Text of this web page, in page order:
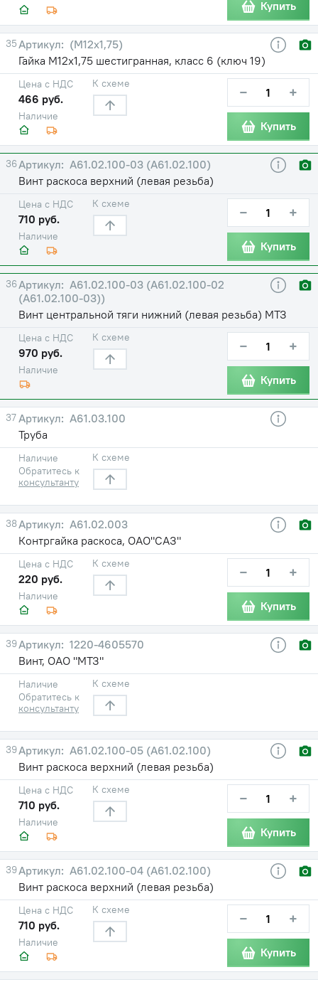
Купить
35
(М12х1,75)
Гайка М12х1,75 шестигранная, класс 6 (ключ 19)
Наличие
Цена с НДС
466 руб.
К схеме − +
Купить
36
А61.02.100-03 (А61.02.100)
Винт раскоса верхний (левая резьба)
Наличие
Цена с НДС
710 руб.
К схеме − +
Купить
36
А61.02.100-03 (А61.02.100-02
(А61.02.100-03))
Винт центральной тяги нижний (левая резьба) МТЗ
Наличие
Цена с НДС
970 руб.
К схеме − +
Купить
37
А61.03.100
Труба
Наличие
Обратитесь к
консультанту
К схеме
38
А61.02.003
Контргайка раскоса, ОАО"САЗ"
Наличие
Цена с НДС
220 руб.
К схеме − +
Купить
39
1220-4605570
Винт, ОАО "МТЗ"
Наличие
Обратитесь к
консультанту
К схеме
39
А61.02.100-05 (А61.02.100)
Винт раскоса верхний (левая резьба)
Наличие
Цена с НДС
710 руб.
К схеме − +
Купить
39
А61.02.100-04 (А61.02.100)
Винт раскоса верхний (левая резьба)
Наличие
Цена с НДС
710 руб.
К схеме − +
Купить